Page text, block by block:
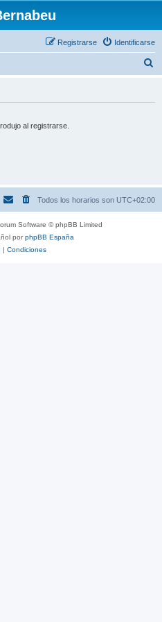
Identificarse
Registrarse
al registrarse.
Todos los horarios son UTC+02:00
Software © phpBB Limited
porphpBB España
| Condiciones